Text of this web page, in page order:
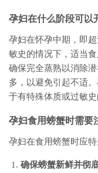
孕妇在什么阶段可以
孕妇在怀孕中期，即
敏史的情况下，适当
确保完全蒸熟以消除
多，以避免引起不适
于有特殊体质或过敏史
孕妇食用螃蟹时需要
孕妇在食用螃蟹时应
确保螃蟹新鲜并彻